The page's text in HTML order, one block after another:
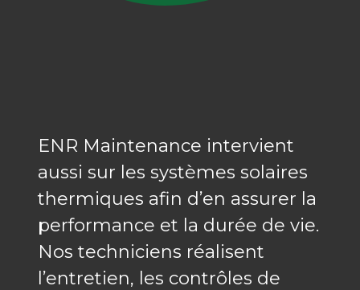
ENR Maintenance intervient
aussi sur les systèmes solaires
thermiques afin d’en assurer la
performance et la durée de vie.
Nos techniciens réalisent
l’entretien, les contrôles de